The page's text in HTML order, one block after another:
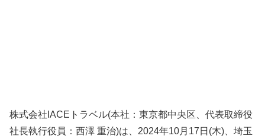
株式会社IACEトラベル(本社：東京都中央区、代表取締役
社長執行役員：西澤 重治)は、2024年10月17日(木)、埼玉